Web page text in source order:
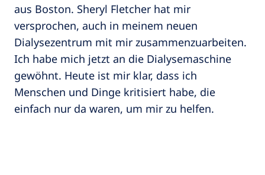
aus Boston. Sheryl Fletcher hat mir
versprochen, auch in meinem neuen
Dialysezentrum mit mir zusammenzuarbeiten.
Ich habe mich jetzt an die Dialysemaschine
gewöhnt. Heute ist mir klar, dass ich
Menschen und Dinge kritisiert habe, die
einfach nur da waren, um mir zu helfen.